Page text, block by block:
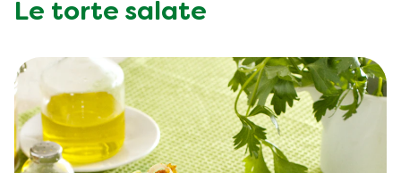
Le torte salate